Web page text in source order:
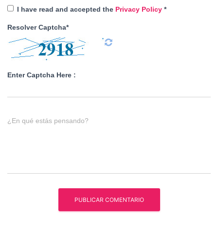
I have read and accepted the Privacy Policy *
Resolver Captcha*
Enter Captcha Here :
¿En qué estás pensando?